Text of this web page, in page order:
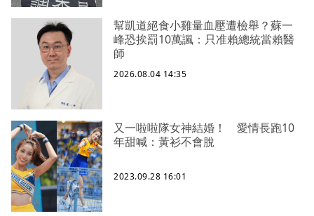
幫凱道絕食小雞量血壓遭檢舉？蘇一
峰恐挨罰10萬諷：只准賴總統當賴醫
師
2026.08.04 14:35
又一啦啦隊女神結婚！ 愛情長跑10
年甜喊：黃衫不會脫
2023.09.28 16:01